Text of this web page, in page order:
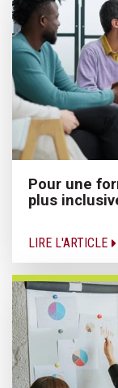
Pour une
plus
LIRE L'ARTICLE